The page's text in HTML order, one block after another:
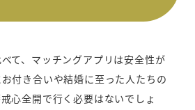
て、マッチングアプリは安全性が
付き合いや結婚に至った人たちの
心全開で行く必要はないでしょ